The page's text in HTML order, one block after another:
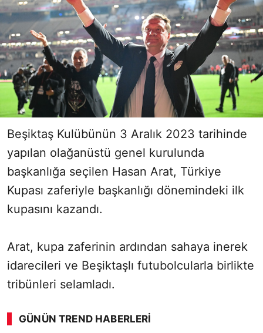
Beşiktaş Kulübünün 3 Aralık 2023 tarihinde
yapılan olağanüstü genel kurulunda
başkanlığa seçilen Hasan Arat, Türkiye
Kupası zaferiyle başkanlığı dönemindeki ilk
kupasını kazandı.
Arat, kupa zaferinin ardından sahaya inerek
idarecileri ve Beşiktaşlı futubolcularla birlikte
tribünleri selamladı.
GÜNÜN TREND HABERLERI